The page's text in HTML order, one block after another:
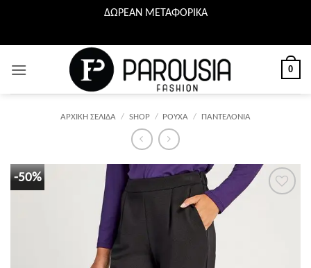
ΔΩΡΕΑΝ ΜΕΤΑΦΟΡΙΚΑ
στο
περιεχόμενο
0
ΑΡΧΙΚΉ ΣΕΛΊΔΑ / SHOP / ΡΟΥΧΑ / ΠΑΝΤΕΛΟΝΙΑ
-50%